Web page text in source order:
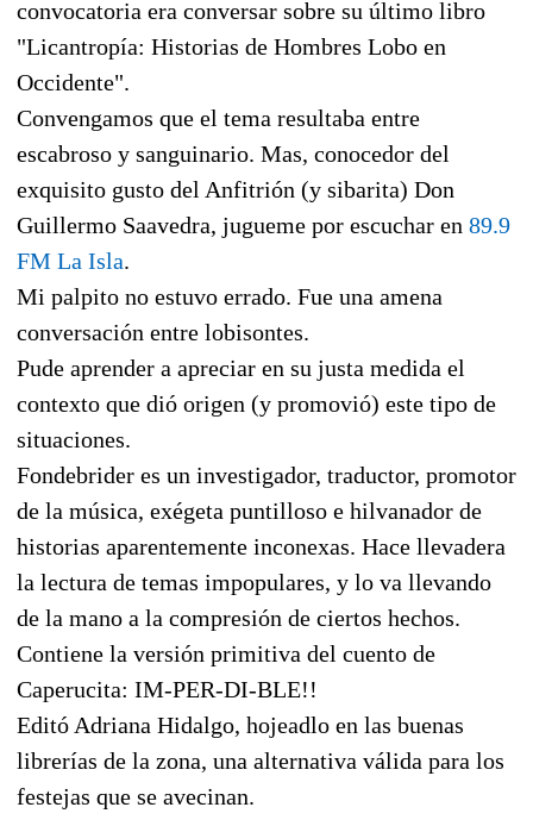
convocatoria era conversar sobre su último libro
"Licantropía: Historias de Hombres Lobo en
Occidente".
Convengamos que el tema resultaba entre
escabroso y sanguinario. Mas, conocedor del
exquisito gusto del Anfitrión (y sibarita) Don
Guillermo Saavedra, jugueme por escuchar en 89.9
FM La Isla.
Mi palpito no estuvo errado. Fue una amena
conversación entre lobisontes.
Pude aprender a apreciar en su justa medida el
contexto que dió origen (y promovió) este tipo de
situaciones.
Fondebrider es un investigador, traductor, promotor
de la música, exégeta puntilloso e hilvanador de
historias aparentemente inconexas. Hace llevadera
la lectura de temas impopulares, y lo va llevando
de la mano a la compresión de ciertos hechos.
Contiene la versión primitiva del cuento de
Caperucita: IM-PER-DI-BLE!!
Editó Adriana Hidalgo, hojeadlo en las buenas
librerías de la zona, una alternativa válida para los
festejas que se avecinan.